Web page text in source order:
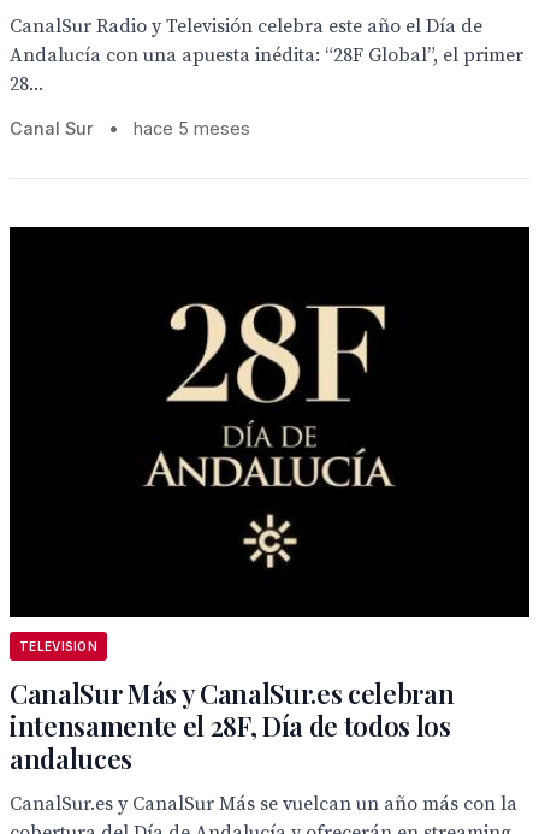
CanalSur Radio y Televisión celebra este año el Día de
Andalucía con una apuesta inédita: “28F Global”, el primer
28...
Canal Sur • hace 5 meses
TELEVISION
CanalSur Más y CanalSur.es celebran
intensamente el 28F, Día de todos los
andaluces
CanalSur.es y CanalSur Más se vuelcan un año más con la